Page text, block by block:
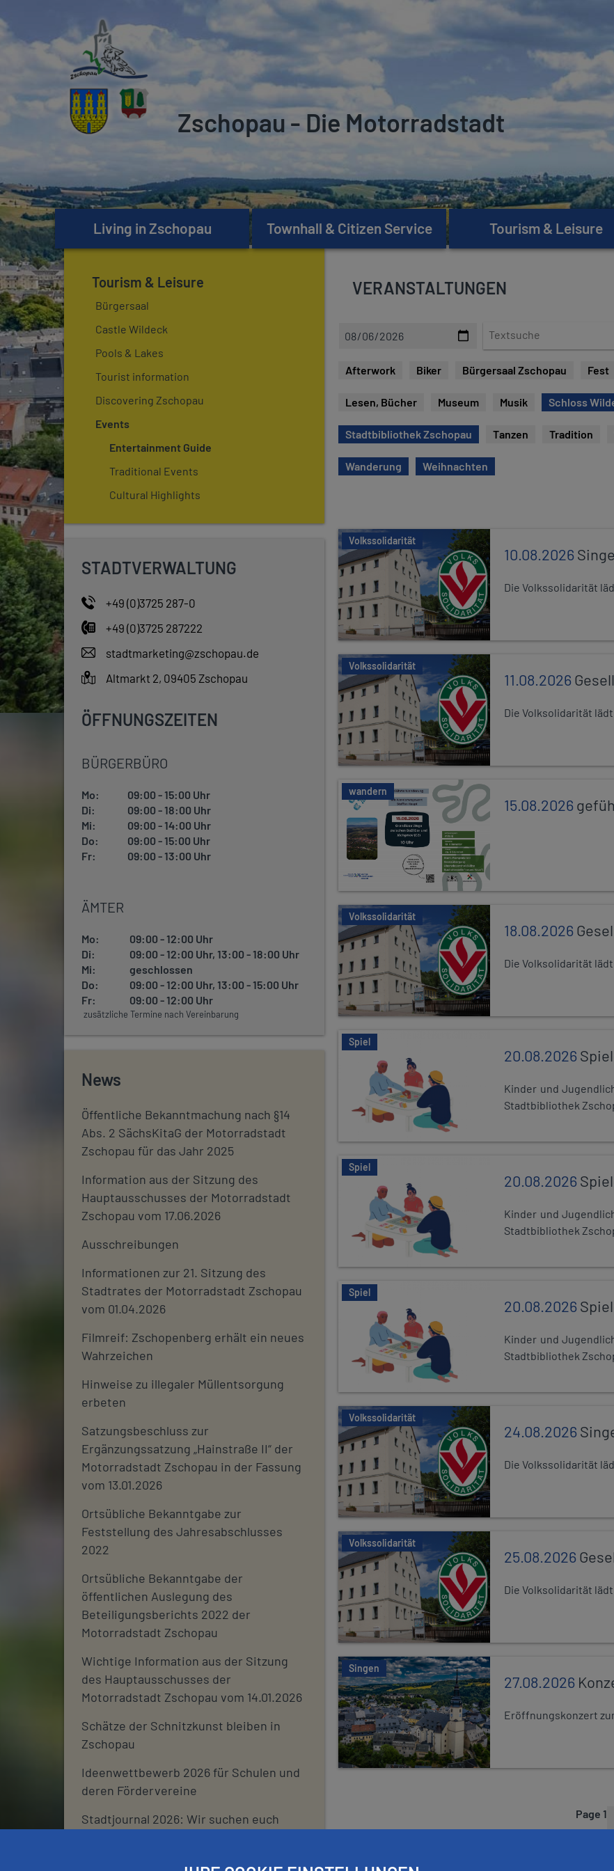
Zschopau - Die Motorradstadt
Living in Zschopau Townhall & Citizen Service Tourism & Leisure
Tourism & Leisure
Bürgersaal
Castle Wildeck
Pools & Lakes
Tourist information
Discovering Zschopau
Events
Entertainment Guide
Traditional Events
Cultural Highlights
STADTVERWALTUNG
+49 (0)3725 287-0
+49 (0)3725 287222
stadtmarketing@zschopau.de
Altmarkt 2, 09405 Zschopau
ÖFFNUNGSZEITEN
BÜRGERBÜRO
Mo:
09:00 - 15:00 Uhr
Di:
09:00 - 18:00 Uhr
Mi:
09:00 - 14:00 Uhr
Do:
09:00 - 15:00 Uhr
Fr:
09:00 - 13:00 Uhr
ÄMTER
Mo:
09:00 - 12:00 Uhr
Di:
09:00 - 12:00 Uhr, 13:00 - 18:00 Uhr
Mi:
geschlossen
Do:
09:00 - 12:00 Uhr, 13:00 - 15:00 Uhr
Fr:
09:00 - 12:00 Uhr
zusätzliche Termine nach Vereinbarung
News
Öffentliche Bekanntmachung nach §14
Abs. 2 SächsKitaG der Motorradstadt
Zschopau für das Jahr 2025
Information aus der Sitzung des
Hauptausschusses der Motorradstadt
Zschopau vom 17.06.2026
Ausschreibungen
Informationen zur 21. Sitzung des
Stadtrates der Motorradstadt Zschopau
vom 01.04.2026
Filmreif: Zschopenberg erhält ein neues
Wahrzeichen
Hinweise zu illegaler Müllentsorgung
erbeten
Satzungsbeschluss zur
Ergänzungssatzung „Hainstraße II“ der
Motorradstadt Zschopau in der Fassung
vom 13.01.2026
Ortsübliche Bekanntgabe zur
Feststellung des Jahresabschlusses
2022
Ortsübliche Bekanntgabe der
öffentlichen Auslegung des
Beteiligungsberichts 2022 der
Motorradstadt Zschopau
Wichtige Information aus der Sitzung
des Hauptausschusses der
Motorradstadt Zschopau vom 14.01.2026
Schätze der Schnitzkunst bleiben in
Zschopau
Ideenwettbewerb 2026 für Schulen und
deren Fördervereine
Stadtjournal 2026: Wir suchen euch
VERANSTALTUNGEN
t
Afterwork Biker Bürgersaal Zschopau Fest
Lesen, Bücher Museum Musik Schloss
Stadtbibliothek Zschopau Tanzen Tradition
Wanderung Weihnachten
Volkssolidarität
10.08.2026
Die Volkssolidarität
Volkssolidarität
11.08.2026
Die Volksolidarität
wandern
15.08.2026
Volkssolidarität
18.08.2026
Die Volksolidarität
Spiel
20.08.2026
Kinder und
Stadtbibliothek
Spiel
20.08.2026
Kinder und
Stadtbibliothek
Spiel
20.08.2026
Kinder und
Stadtbibliothek
Volkssolidarität
24.08.2026
Die Volkssolidarität
Volkssolidarität
25.08.2026
Die Volksolidarität
Singen
27.08.2026
Eröffnungskonzert
P
G
Page 1